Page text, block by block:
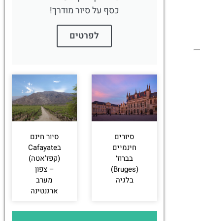
כסף על סיור מודרך!
לפרטים
סיורים
חינמיים
בברוז׳
(Bruges)
בלגיה
סיור חינם
בCafayate
(קפז'אטה)
– צפון
מערב
ארגנטינה